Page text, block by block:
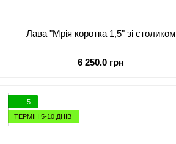
Лава "Мрія коротка 1,5" зі столиком
6 250.0 грн
5
ТЕРМІН 5-10 ДНІВ